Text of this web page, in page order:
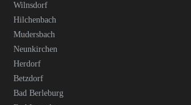
Wilnsdorf
Hilchenbach
Mudersbach
Neunkirchen
Herdorf
Betzdorf
Bad Berleburg